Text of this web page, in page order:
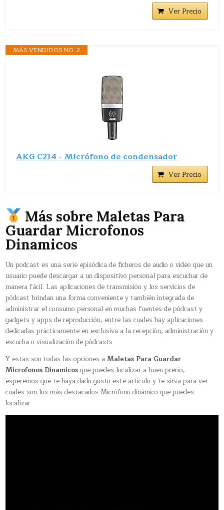
Ver Precio
MÁS VENDIDOS NO. 2
AKG C214 - Micrófono de condensador
Ver Precio
Más sobre Maletas Para
Guardar Microfonos
Dinamicos
Un podcast​ es una serie episódica de ficheros de audio o vídeo que un
usuario puede descargar a un dispositivo personal para escuchar de
manera fácil. Las aplicaciones de transmisión y los servicios de
pódcast brindan una forma conveniente y también integrada de
administrar el consumo personal en muchas fuentes de pódcast y
gadgets y apps de reproducción, entre las cuales hay aplicaciones
dedicadas prácticamente en exclusiva a la recepción, administración y
escucha o visualización de pódcasts
Y estas son todas las opciones aMaletas Para Guardar
Microfonos Dinamicosque puedes localizar a buen precio,
esperemos que te haya dado gusto este articulo y te sirva para ver
cuales son los más destacados Micrófono dinámico que puedes
localizar.